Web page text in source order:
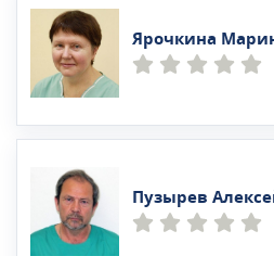
Ярочкина
Пузырев